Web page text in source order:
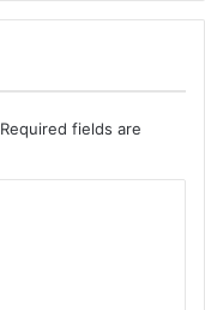
Required fields are